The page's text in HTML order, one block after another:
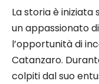
La storia è iniziata
un appassionato
l’opportunità di
Catanzaro.
colpiti dal suo